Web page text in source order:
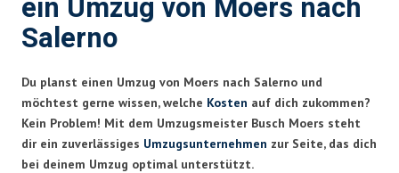
ein Umzug von Moers nach
Salerno
Du planst einen Umzug von Moers nach Salerno und
möchtest gerne wissen, welche Kosten auf dich zukommen?
Kein Problem! Mit dem Umzugsmeister Busch Moers steht
dir ein zuverlässiges Umzugsunternehmen zur Seite, das dich
bei deinem Umzug optimal unterstützt.